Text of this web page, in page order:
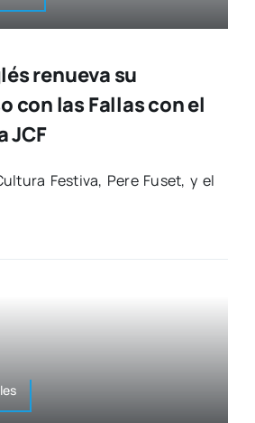
renueva su
con las Fallas con el
JCF
Fes­ti­va, Pere Fuset, y el